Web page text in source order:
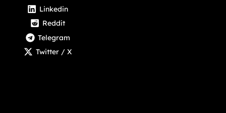
Linkedin
Reddit
Telegram
Twitter / X